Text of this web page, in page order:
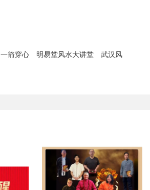
一箭穿心 明易堂风水大讲堂
武汉风